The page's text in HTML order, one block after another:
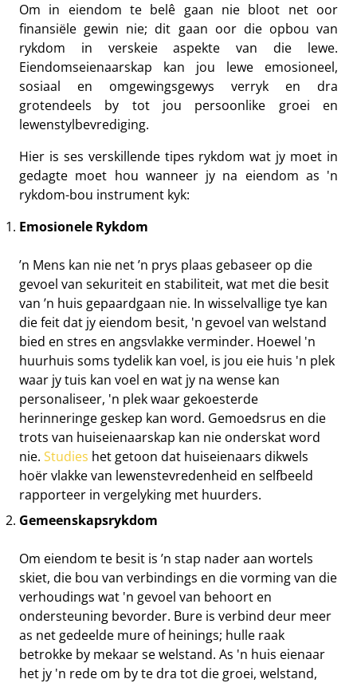
Om in eiendom te belê gaan nie bloot net oor
finansiële gewin nie; dit gaan oor die opbou van
rykdom in verskeie aspekte van die lewe.
Eiendomseienaarskap kan jou lewe emosioneel,
sosiaal en omgewingsgewys verryk en dra
grotendeels by tot jou persoonlike groei en
lewenstylbevrediging.
Hier is ses verskillende tipes rykdom wat jy moet in
gedagte moet hou wanneer jy na eiendom as 'n
rykdom-bou instrument kyk:
Emosionele Rykdom
’n Mens kan nie net ’n prys plaas gebaseer op die
gevoel van sekuriteit en stabiliteit, wat met die besit
van ’n huis gepaardgaan nie. In wisselvallige tye kan
die feit dat jy eiendom besit, 'n gevoel van welstand
bied en stres en angsvlakke verminder. Hoewel 'n
huurhuis soms tydelik kan voel, is jou eie huis 'n plek
waar jy tuis kan voel en wat jy na wense kan
personaliseer, 'n plek waar gekoesterde
herinneringe geskep kan word. Gemoedsrus en die
trots van huiseienaarskap kan nie onderskat word
nie. Studies het getoon dat huiseienaars dikwels
hoër vlakke van lewenstevredenheid en selfbeeld
rapporteer in vergelyking met huurders.
Gemeenskapsrykdom
Om eiendom te besit is ’n stap nader aan wortels
skiet, die bou van verbindings en die vorming van die
verhoudings wat 'n gevoel van behoort en
ondersteuning bevorder. Bure is verbind deur meer
as net gedeelde mure of heinings; hulle raak
betrokke by mekaar se welstand. As 'n huis eienaar
het jy 'n rede om by te dra tot die groei, welstand,